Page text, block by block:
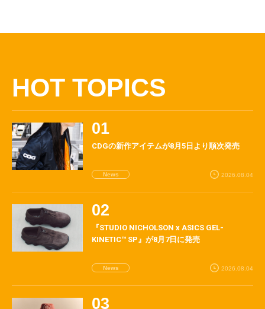
HOT TOPICS
CDGの新作アイテムが8月5日より順次発売
News 2026.08.04
『STUDIO NICHOLSON x ASICS GEL-
KINETIC™ SP』が8月7日に発売
News 2026.08.04